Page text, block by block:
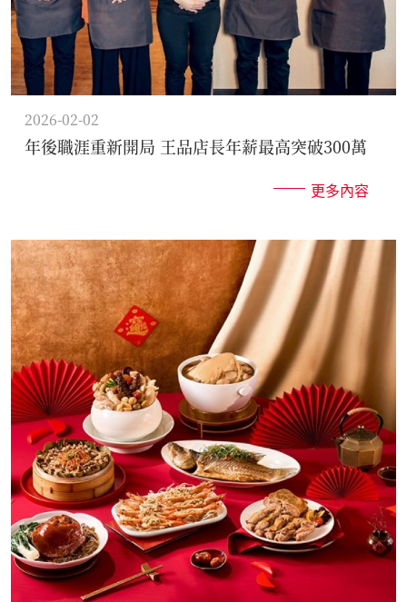
2026-02-02
年後職涯重新開局 王品店長年薪最高突破300萬
更多內容